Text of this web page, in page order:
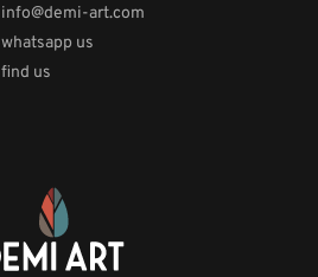
info@demi-art.com
whatsapp us
find us